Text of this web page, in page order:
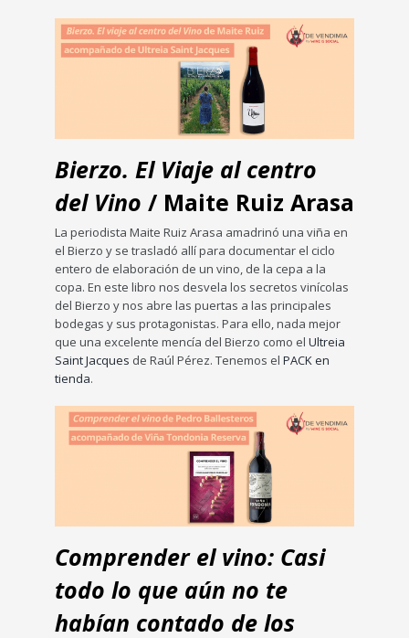
Bierzo. El Viaje al centro
del Vino / Maite Ruiz Arasa
La periodista Maite Ruiz Arasa amadrinó una viña en
el Bierzo y se trasladó allí para documentar el ciclo
entero de elaboración de un vino, de la cepa a la
copa. En este libro nos desvela los secretos vinícolas
del Bierzo y nos abre las puertas a las principales
bodegas y sus protagonistas. Para ello, nada mejor
que una excelente mencía del Bierzo como el Ultreia
Saint Jacques de Raúl Pérez. Tenemos el PACK en
tienda.
Comprender el vino: Casi
todo lo que aún no te
habían contado de los